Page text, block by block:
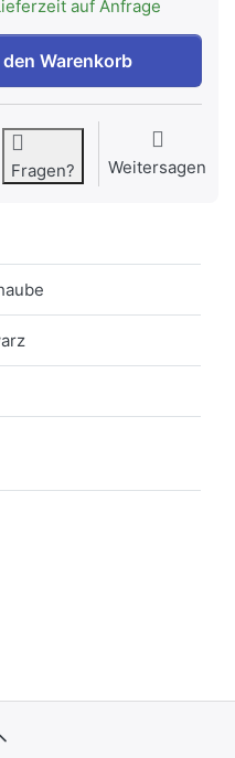
auf Anfrage
120 SKEP Mattschwarz
den Warenkorb
Fragen? Weitersagen